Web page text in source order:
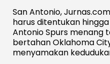
San Antonio,
harus ditentukan
Antonio Spurs menang
bertahan Oklahoma
menyamakan